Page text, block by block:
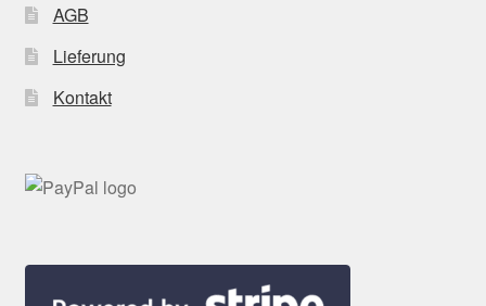
AGB
Lieferung
Kontakt